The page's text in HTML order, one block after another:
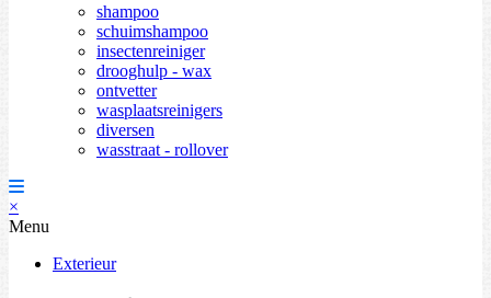
shampoo
schuimshampoo
insectenreiniger
drooghulp - wax
ontvetter
wasplaatsreinigers
diversen
wasstraat - rollover
×
Menu
Exterieur